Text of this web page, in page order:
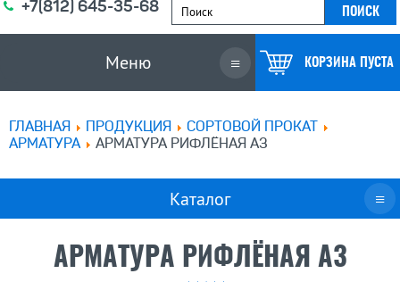
+7(812) 645-35-68
Меню ≡ КОРЗИНА ПУСТА
ГЛАВНАЯ ПРОДУКЦИЯ
СОРТОВОЙ ПРОКАТ
АРМАТУРА
АРМАТУРА РИФЛЁНАЯ А3
Каталог
АРМАТУРА РИФЛЁНАЯ А3